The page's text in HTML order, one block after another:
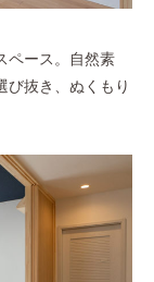
ペース。自然素
び抜き、ぬくもり